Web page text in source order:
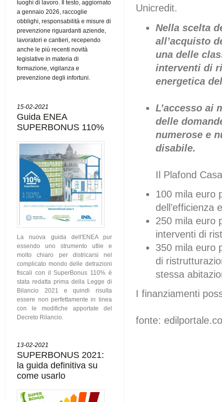
luoghi di lavoro. Il testo, aggiornato
a gennaio 2026, raccoglie
obblighi, responsabilità e misure di
prevenzione riguardanti aziende,
lavoratori e cantieri, recependo
anche le più recenti novità
legislative in materia di
formazione, vigilanza e
prevenzione degli infortuni.
15-02-2021
Guida ENEA
SUPERBONUS 110%
La nuova guida dell'ENEA pur
essendo uno strumento utlie e
molto chiaro per districarsi nel
complicato mondo delle detrazioni
fiscali con il SuperBonus 110% è
stata redatta prima della Legge di
Bilancio 2021 e quindi risulta
essere non perfettamente in linea
con le modifiche apportate del
Decreto Rilancio.
13-02-2021
SUPERBONUS 2021:
la guida definitiva su
come usarlo
Unicredit.
Nella scelta
all’acquisto
una delle
interventi di
energetica
L’accesso ai
delle
numerose e
disabile.
Il Plafond
100 mila euro
dell’efficienza
250 mila euro
interventi di
350 mila euro
di
stessa
I finanziamenti
fonte: